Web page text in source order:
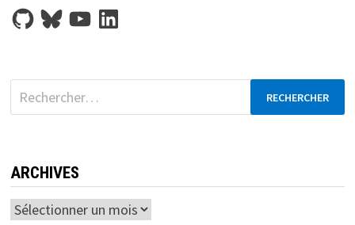
GitHubBlueskyYouTubeLinkedIn
Rechercher :
ARCHIVES
Archives